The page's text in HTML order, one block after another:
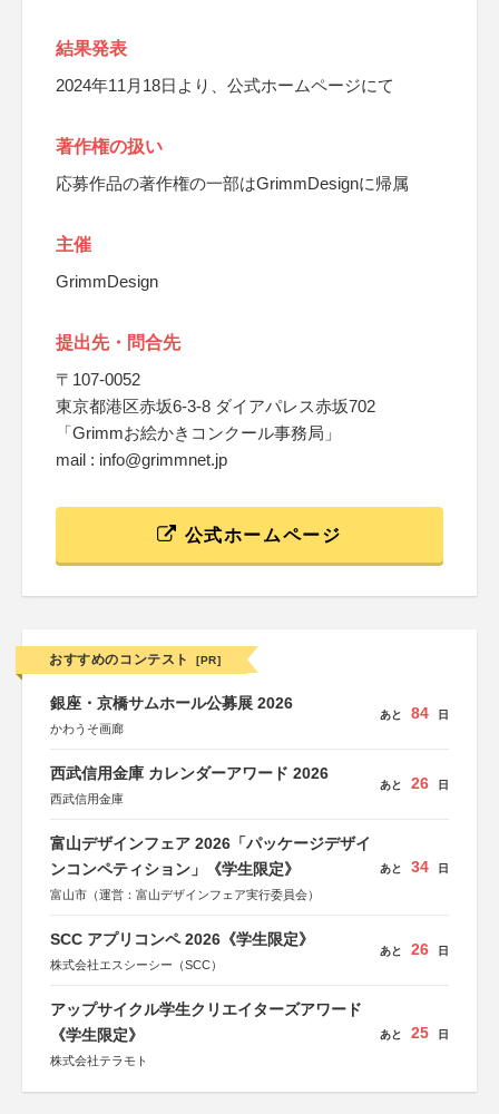
結果発表
2024年11月18日より、公式ホームページにて
著作権の扱い
応募作品の著作権の一部はGrimmDesignに帰属
主催
GrimmDesign
提出先・問合先
〒107-0052
東京都港区赤坂6-3-8 ダイアパレス赤坂702
「Grimmお絵かきコンクール事務局」
mail : info@grimmnet.jp
公式ホームページ
おすすめのコンテスト [PR]
銀座・京橋サムホール公募展 2026
かわうそ画廊
あと 84 日
西武信用金庫 カレンダーアワード 2026
西武信用金庫
あと 26 日
富山デザインフェア 2026「パッケージデザイ
ンコンペティション」《学生限定》
富山市（運営：富山デザインフェア実行委員会）
あと 34 日
SCC アプリコンペ 2026《学生限定》
株式会社エスシーシー（SCC）
あと 26 日
アップサイクル学生クリエイターズアワード
《学生限定》
株式会社テラモト
あと 25 日